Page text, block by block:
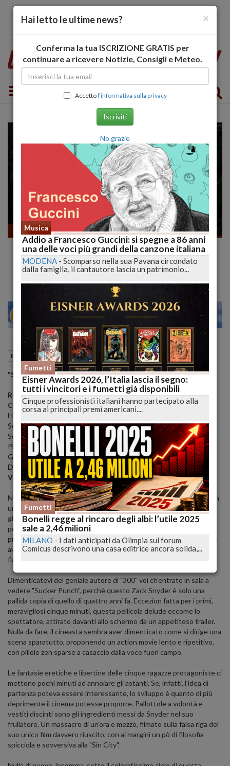
Toggle navigation
Recensioni FILM
"Sucker Punch", piccole squinzie evadono
Abruzzo al cinema
MILANO 28 30
Recensioni FILM 31 Marzo 2011 08:23
"Sucker Punch"
Regia: Zack Snyder
Cast: Emily Browning, Abbie Cornish, Jena Malone, Vanessa
Hudgens, Jamie Chung, Carla Gugino, Jon Hamm, Oscar Isaac,
Scott Glenn, Vicky Lambert, Danny Bristol, Ron Selmour, Malcolm
Scott, Frederique De Raucourt, Paula Giroday, Tariq Leslie, Gerard
Plunkett, Juliana Semenova, Stephanie Sy, Lee Tomaschefski
Genere: Azione
Durata
: 105 minuti
Voto : O 1/2
Negli anni '50, Babydoll viene rinchiusa dal suo malvagio patrigno in
un manicomio, con l'intenzione di farla lobotomizzare entro cinque
giorni. Nell'ospedale, la ragazza si chiude in un mondo fantastico,
per fuggire dal quale avrà bisogno di rubare cinque oggetti magici,
prima che un uomo malvagio la trovi e la violenti. Inizierà così la sua
avventura, pericolosamente in bilico tra fantasia e realtà, con al
fianco quattro ragazze: Amber, Sweet Pea, Rocket, Blondie
Dimenticatevi del geniale autore di "300" voi ch'entrate in sala a
vedere "Sucker Punch", perchè questo Zack Snyder è solo una
pallida copia di quello di quattro anni fa. Eccezion fatta per i primi,
meravigliosi cinque minuti, questa pellicola delude eccome lo
spettatore, attirato davanti allo schermo da un appetitoso trailer.
Nulla da fare, il cineasta sembra aver dimenticato come si dirige una
scena sparatutto, proponendo un action movie lento e ripetitivo,
con pillole zen sparse a casaccio dalla voce fuori campo.
Le fantasie eretiche e libertine delle cinque ragazze protagoniste ci
mettono pochi minuti ad annoiare gli astanti. Se, infatti, l'idea di
partenza poteva essere interessante, lo sviluppo è quanto di più
deprimente il cinema potesse proporre. Pallottole a volontà e
vestiti discinti sono gli ingredienti messi da Snyder nel suo
frullatore. Un massacro di un'ora e mezzo, filmato sulla falsa riga del
suo unico film davvero riuscito, con ai margini un pò di filosofia
spicciola e sovversiva alla "Sin City".
×
Hai letto le ultime news?
Conferma la tua ISCRIZIONE GRATIS per
continuare a ricevere Notizie, Consigli e Meteo.
Accettol'informativa sulla privacy
Iscriviti
No grazie
Musica
Addio a Francesco Guccini: si spegne a 86 anni
una delle voci più grandi della canzone italiana
MODENA - Scomparso nella sua Pavana circondato
dalla famiglia, il cantautore lascia un patrimonio...
Fumetti
Eisner Awards 2026, l’Italia lascia il segno:
tutti i vincitori e i fumetti già disponibili
Cinque professionisti italiani hanno partecipato alla
corsa ai principali premi americani....
Fumetti
Bonelli regge al rincaro degli albi: l’utile 2025
sale a 2,46 milioni
MILANO - I dati anticipati da Olimpia sul forum
Comicus descrivono una casa editrice ancora solida,...